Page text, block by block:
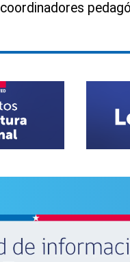
coordinadores